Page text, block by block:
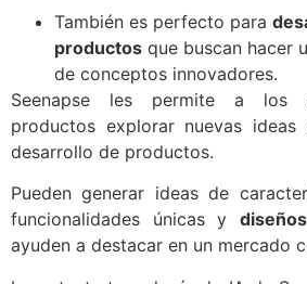
También es perfecto para
productos que buscan hacer
de conceptos innovadores.
Seenapse les permite a los
productos explorar nuevas
desarrollo de productos.
Pueden generar ideas de
funcionalidades únicas y
ayuden a destacar en un mercado